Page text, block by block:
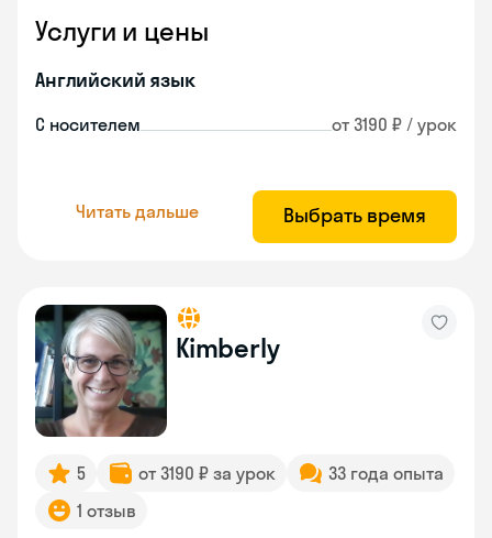
Услуги и цены
Английский язык
С носителем от 3190 ₽ / урок
Читать дальше Выбрать время
Kimberly
5 от 3190 ₽ за урок
33 года опыта
1 отзыв